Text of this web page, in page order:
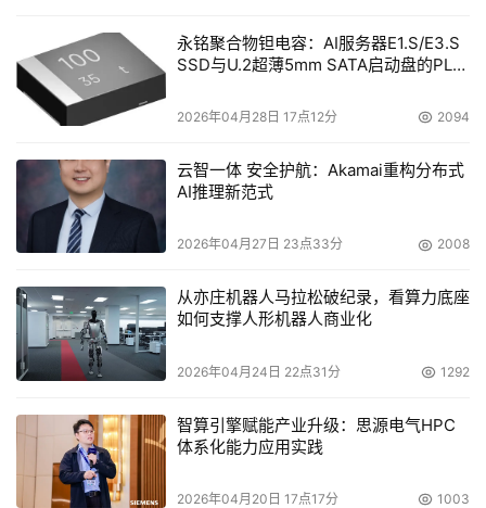
永铭聚合物钽电容：AI服务器E1.S/E3.S
SSD与U.2超薄5mm SATA启动盘的PLP
2026年04月28日 17点12分 2094
云智一体 安全护航：Akamai重构分布式
AI推理新范式
2026年04月27日 23点33分 2008
从亦庄机器人马拉松破纪录，看算力底座
如何支撑人形机器人商业化
2026年04月24日 22点31分 1292
智算引擎赋能产业升级：思源电气HPC
体系化能力应用实践
2026年04月20日 17点17分 1003